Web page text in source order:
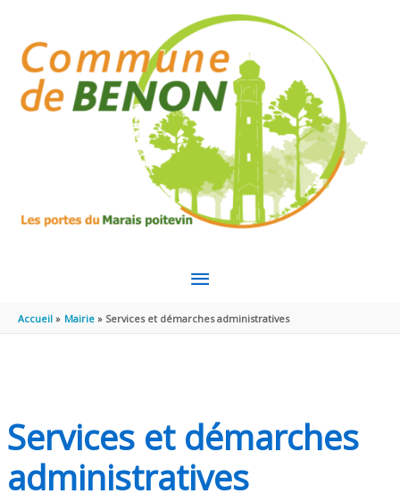
MENU
PRINCIPAL
Accueil Mairie Services et démarches administratives
Services et démarches
administratives